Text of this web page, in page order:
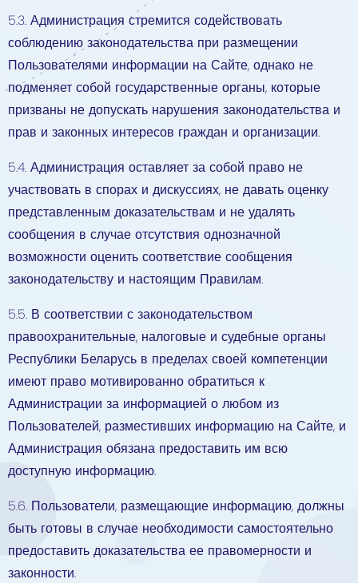
5.3. Администрация стремится содействовать
соблюдению законодательства при размещении
Пользователями информации на Сайте, однако не
подменяет собой государственные органы, которые
призваны не допускать нарушения законодательства и
прав и законных интересов граждан и организации.
5.4. Администрация оставляет за собой право не
участвовать в спорах и дискуссиях, не давать оценку
представленным доказательствам и не удалять
сообщения в случае отсутствия однозначной
возможности оценить соответствие сообщения
законодательству и настоящим Правилам.
5.5. В соответствии с законодательством
правоохранительные, налоговые и судебные органы
Республики Беларусь в пределах своей компетенции
имеют право мотивированно обратиться к
Администрации за информацией о любом из
Пользователей, разместивших информацию на Сайте, и
Администрация обязана предоставить им всю
доступную информацию.
5.6. Пользователи, размещающие информацию, должны
быть готовы в случае необходимости самостоятельно
предоставить доказательства ее правомерности и
законности.